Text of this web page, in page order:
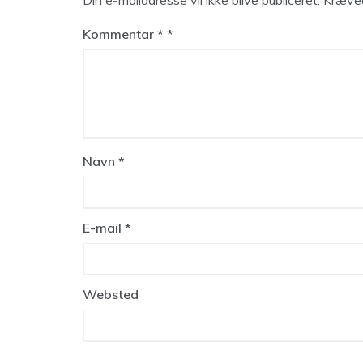
Kommentar *
Navn *
E-mail *
Websted